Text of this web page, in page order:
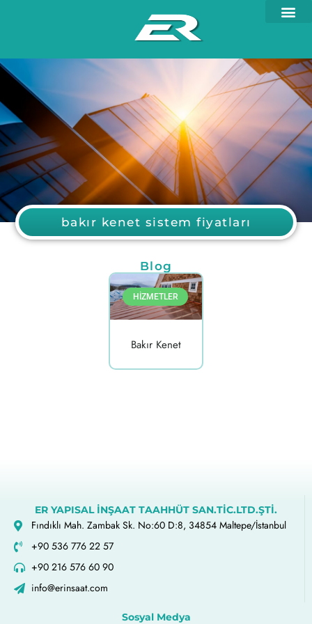
bakır kenet sistem fiyatları
Blog
HİZMETLER
Bakır Kenet
ER YAPISAL İNŞAAT TAAHHÜT SAN.TİC.LTD.ŞTİ.
Fındıklı Mah. Zambak Sk. No:60 D:8, 34854 Maltepe/İstanbul
+90 536 776 22 57
+90 216 576 60 90
info@erinsaat.com
Sosyal Medya